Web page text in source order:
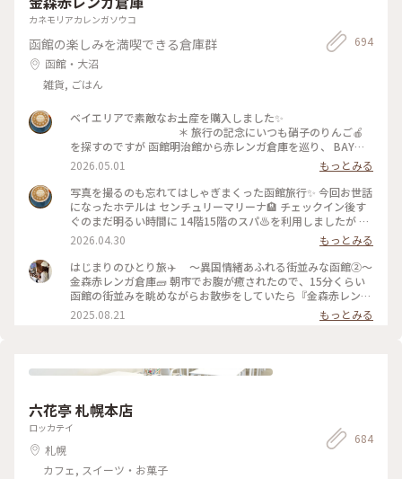
カネモリアカレンガソウコ
函館の楽しみを満喫できる倉庫群
函館・大沼
雑貨, ごはん
694
ベイエリアで素敵なお土産を購入しました✨
＊ 旅行の記念にいつも硝子のりんご🍎
を探すのですが 函館明治館から赤レンガ倉庫を巡り、 BAYは
こだて内、瑠璃工房さんで すり硝子とレースのりんごオブジ
ェに出会いました✨ お隣りのフクロウ🦉さんは 先日、小岩井
農場で出会いましたが、函館にも居ました😁
＊ そして、赤レンガ倉庫柄のポーチも🎵
初日に気になって見てたのですが購入には至らず… 次の日にな
り、やっぱり欲しい✨と 再びベイエリアへ🤪 買わなかったら
きっと後悔してた💦 そのくらいお気に入りになりました✨
＊ 写真たてに入れてあるのは センチュリ
ーマリーナのお土産屋さんで購入したポストカードです。 お部
屋の一角が函館になりました✨ ＊ #ちいさ
な列車旅
2026.05.01
もっとみる
写真を撮るのも忘れてはしゃぎまくった函館旅行✨ 今回お世話
になったホテルは センチュリーマリーナ🏨 チェックイン後す
ぐのまだ明るい時間に 14階15階のスパ♨️を利用しましたが 眺
めがサイコーでした🤗 15階の開放感溢れる露天風呂に、14階
のあつ湯は まだ肌寒い函館の春を歩いた体をしっかりほぐし
て😌 海や函館山を眺めながらの♨️至福✨ 夜は館内のジンギス
カン料理のお店を利用しました。 個室で楽しめるのでお酒🍻
も進みます⤴︎⤴︎ チェックイン前に金森赤レンガ倉庫のビアホ
ールで すでに2杯飲んでいましたが🤣 そして、噂に名高いセン
チュリーマリーナの朝食✨ 端から端まで見れないほどのものす
に欠けますが、本当にオススメのホテルです❗️
らの100万ドルの夜景🌃✨ これがなんと…食事の予約を19時に
してたので 日が暮れる前に函館山を下山という悲しい結果に
😭 食事の後また行こうか？とも考えたのですが… お酒がすす
み過ぎて外出出来ませんでした🤪 ＊ #
ちいさな列車旅
2026.04.30
もっとみる
はじまりのひとり旅✈️ 〜異国情緒あふれる街並みな函館②〜
金森赤レンガ倉庫🧱 朝市でお腹が癒されたので、15分くらい
函館の街並みを眺めながらお散歩をしていたら『金森赤レンガ
倉庫』に到着🗽 港に並ぶ赤レンガの倉庫は明治時代に建造さ
れ、歴史を感じさせられる外観と「函館ヒストリープラザ」
施設でした☺️ ＊函館煉瓦工場 ◦赤瓦コースター ◦アロマ
スティックも可愛くて、インテリアとして置いておけるのと、
挿すだけでお気に入りの香りが楽しめるところが素敵でした🪴
香りは旅の思い出としてお土産にするのも良いなと思い、お気
サリーも、色や形ひとつひとつに違う味が出ていて、どれを選
2025.08.21 もっとみる
六花亭 札幌本店
ロッカテイ
札幌
カフェ, スイーツ・お菓子
684